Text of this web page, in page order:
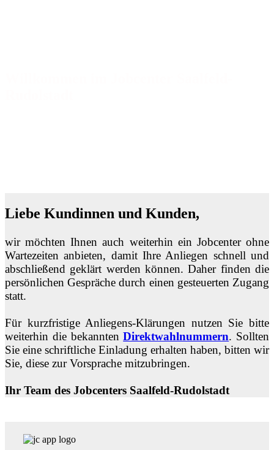
Liebe Kundinnen und Kunden,
wir möchten Ihnen auch weiterhin ein Jobcenter ohne
Wartezeiten anbieten, damit Ihre Anliegen schnell und
abschließend geklärt werden können. Daher finden die
persönlichen Gespräche durch einen gesteuerten Zugang
statt.
Für kurzfristige Anliegens-Klärungen nutzen Sie bitte
weiterhin die bekanntenDirektwahlnummern. Sollten
Sie eine schriftliche Einladung erhalten haben, bitten wir
Sie, diese zur Vorsprache mitzubringen.
Ihr Team des Jobcenters Saalfeld-Rudolstadt